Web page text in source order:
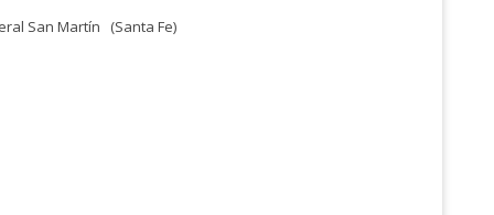
San Martín (Santa Fe)